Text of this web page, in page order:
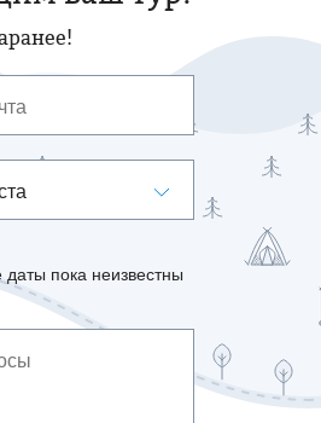
даты пока неизвестны